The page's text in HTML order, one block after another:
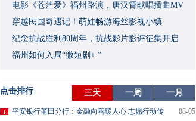
​电影《苍茫爱》福州路演，唐汉霄献唱插曲MV
穿越民国奇遇记！萌娃畅游海丝影视小镇
​纪念抗战胜利80周年，抗战影片影评征集开启
福州如何入局“微短剧+ ”
点击排行 三天 一周 一月
平安银行莆田分行：金融向善暖人心 志愿行动传
08-05